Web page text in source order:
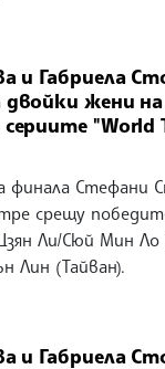
и Габриела
жени
"World
финала Стефани
срещу
Ли/Сюй Мин Ло
Лин (Тайван).
и Габриела